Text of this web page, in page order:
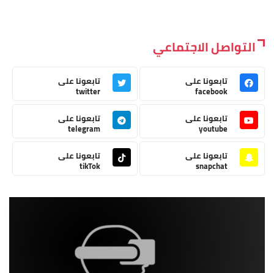
التواصل الاجتماعي
تابعونا على
facebook
تابعونا على
twitter
تابعونا على
youtube
تابعونا على
telegram
تابعونا على
snapchat
تابعونا على
tikTok